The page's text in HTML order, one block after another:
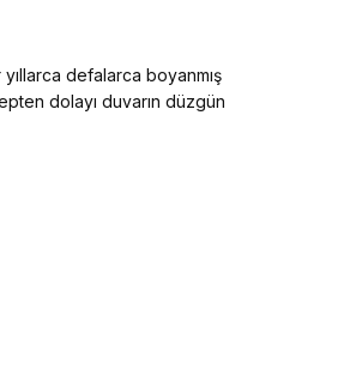
defalarca boyanmış
dolayı duvarın düzgün